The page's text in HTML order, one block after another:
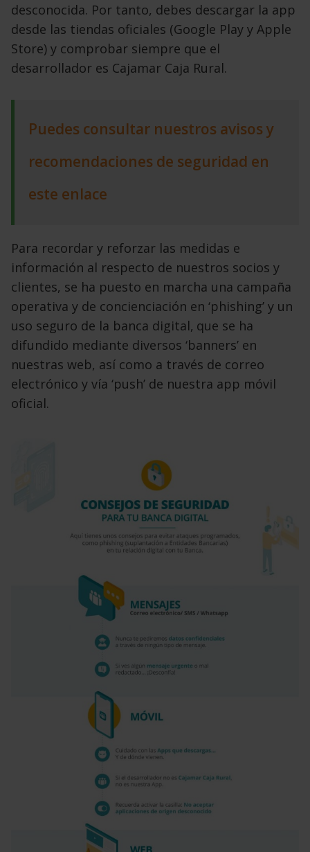
desconocida. Por tanto, debes descargar la app
desde las tiendas oficiales (Google Play y Apple
Store) y comprobar siempre que el
desarrollador es Cajamar Caja Rural.
Puedes consultar nuestros avisos y
recomendaciones de seguridad en
este enlace
Para recordar y reforzar las medidas e
información al respecto de nuestros socios y
clientes, se ha puesto en marcha una campaña
operativa y de concienciación en ‘phishing’ y un
uso seguro de la banca digital, que se ha
difundido mediante diversos ‘banners’ en
nuestras web, así como a través de correo
electrónico y vía ‘push’ de nuestra app móvil
oficial.